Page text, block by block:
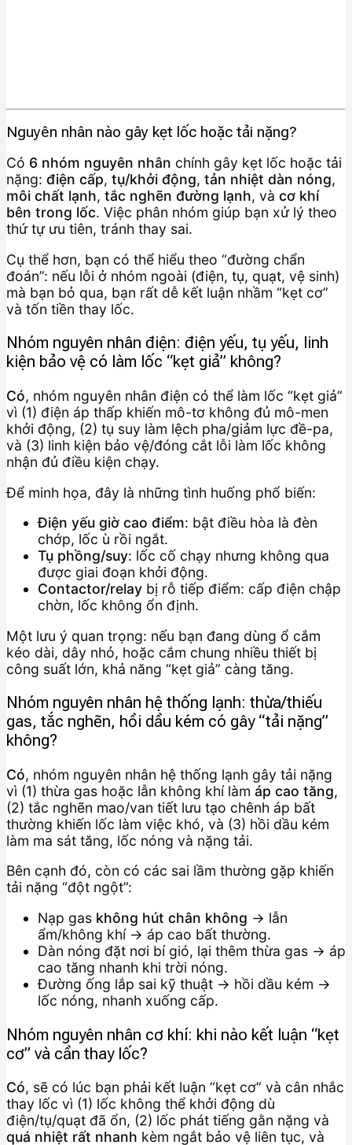
Nguyên nhân nào gây kẹt lốc hoặc tải nặng?
Có 6 nhóm nguyên nhân chính gây kẹt lốc hoặc tải
nặng: điện cấp, tụ/khởi động, tản nhiệt dàn nóng,
môi chất lạnh, tắc nghẽn đường lạnh, và cơ khí
bên trong lốc. Việc phân nhóm giúp bạn xử lý theo
thứ tự ưu tiên, tránh thay sai.
Cụ thể hơn, bạn có thể hiểu theo “đường chẩn
đoán”: nếu lỗi ở nhóm ngoài (điện, tụ, quạt, vệ sinh)
mà bạn bỏ qua, bạn rất dễ kết luận nhầm “kẹt cơ”
và tốn tiền thay lốc.
Nhóm nguyên nhân điện: điện yếu, tụ yếu, linh
kiện bảo vệ có làm lốc “kẹt giả” không?
Có, nhóm nguyên nhân điện có thể làm lốc “kẹt giả”
vì (1) điện áp thấp khiến mô-tơ không đủ mô-men
khởi động, (2) tụ suy làm lệch pha/giảm lực đề-pa,
và (3) linh kiện bảo vệ/đóng cắt lỗi làm lốc không
nhận đủ điều kiện chạy.
Để minh họa, đây là những tình huống phổ biến:
Điện yếu giờ cao điểm: bật điều hòa là đèn
chớp, lốc ù rồi ngắt.
Tụ phồng/suy: lốc cố chạy nhưng không qua
được giai đoạn khởi động.
Contactor/relay bị rỗ tiếp điểm: cấp điện chập
chờn, lốc không ổn định.
Một lưu ý quan trọng: nếu bạn đang dùng ổ cắm
kéo dài, dây nhỏ, hoặc cắm chung nhiều thiết bị
công suất lớn, khả năng “kẹt giả” càng tăng.
Nhóm nguyên nhân hệ thống lạnh: thừa/thiếu
gas, tắc nghẽn, hồi dầu kém có gây “tải nặng”
không?
Có, nhóm nguyên nhân hệ thống lạnh gây tải nặng
vì (1) thừa gas hoặc lẫn không khí làm áp cao tăng,
(2) tắc nghẽn mao/van tiết lưu tạo chênh áp bất
thường khiến lốc làm việc khó, và (3) hồi dầu kém
làm ma sát tăng, lốc nóng và nặng tải.
Bên cạnh đó, còn có các sai lầm thường gặp khiến
tải nặng “đột ngột”:
Nạp gas không hút chân không → lẫn
ẩm/không khí → áp cao bất thường.
Dàn nóng đặt nơi bí gió, lại thêm thừa gas → áp
cao tăng nhanh khi trời nóng.
Đường ống lắp sai kỹ thuật → hồi dầu kém →
lốc nóng, nhanh xuống cấp.
Nhóm nguyên nhân cơ khí: khi nào kết luận “kẹt
cơ” và cần thay lốc?
Có, sẽ có lúc bạn phải kết luận “kẹt cơ” và cân nhắc
thay lốc vì (1) lốc không thể khởi động dù
điện/tụ/quạt đã ổn, (2) lốc phát tiếng gằn nặng và
quá nhiệt rất nhanh kèm ngắt bảo vệ liên tục, và